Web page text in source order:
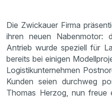
Die Zwickauer Firma
ihren neuen Nabenmotor:
Antrieb wurde speziell für
bereits bei einigen
Logistikunternehmen
Kunden seien durchweg
Thomas Herzog, nun